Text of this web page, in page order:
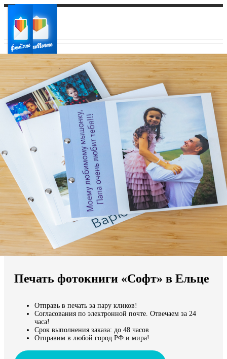
Ваш город:
Ваш регион доставки
Выберите из списка:
Мы доставляем по всему миру
Продолжить без города
Печать фотокниги «Софт» в Ельце
Отправь в печать за пару кликов!
Согласования по электронной почте. Отвечаем за 24
часа!
Срок выполнения заказа: до 48 часов
Отправим в любой город РФ и мира!